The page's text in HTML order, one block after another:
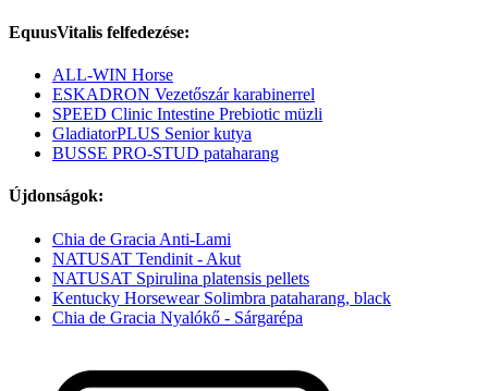
EquusVitalis felfedezése:
ALL-WIN Horse
ESKADRON Vezetőszár karabinerrel
SPEED Clinic Intestine Prebiotic müzli
GladiatorPLUS Senior kutya
BUSSE PRO-STUD pataharang
Újdonságok:
Chia de Gracia Anti-Lami
NATUSAT Tendinit - Akut
NATUSAT Spirulina platensis pellets
Kentucky Horsewear Solimbra pataharang, black
Chia de Gracia Nyalókő - Sárgarépa